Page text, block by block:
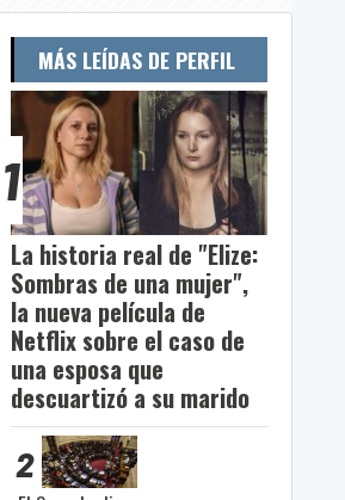
MÁS LEÍDAS DE PERFIL
1
La historia real de "Elize:
Sombras de una mujer",
la nueva película de
Netflix sobre el caso de
una esposa que
descuartizó a su marido
2